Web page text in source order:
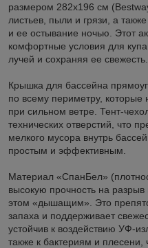
размером 282х196 см
листьев, пыли и грязи, а
и ее остывание ночью. Этот
комфортные условия для
лучей и сохраняя ее свежесть.
Крышка для бассейна
по всему периметру,
при сильном ветре. Тент-
технических отверстий, что
мелкого мусора внутрь
простым и эффективным.
Материал «СпанБел»
высокую прочность на
этом «дышащим». Это
запаха и поддерживает
устойчив к воздействию УФ-
также к бактериям и плесени,